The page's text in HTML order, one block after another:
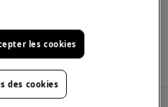
nous disposons de
the validity of the promotion
les cookies
des cookies